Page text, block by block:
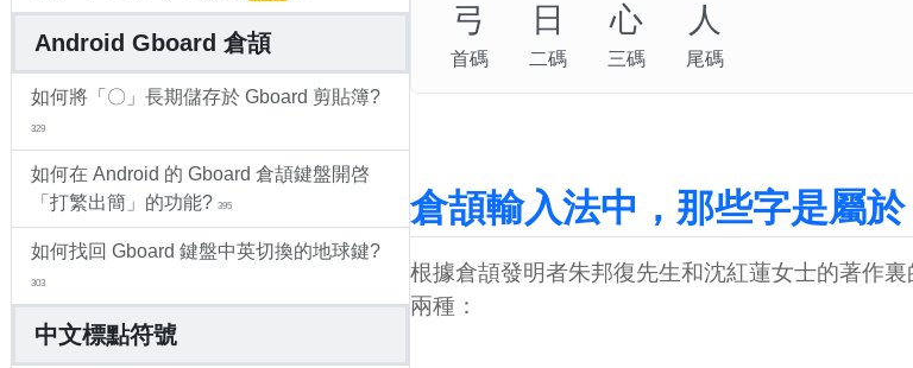
Android Gboard 倉頡
如何將「〇」長期儲存於 Gboard 剪貼簿?
329
如何在 Android 的 Gboard 倉頡鍵盤開啓
「打繁出簡」的功能? 395
如何找回 Gboard 鍵盤中英切換的地球鍵?
303
中文標點符號
弓 日 心 人
首碼 二碼 三碼 尾碼
倉頡輸入法中，那些字是屬於
根據倉頡發明者朱邦復先生和沈紅蓮女士的著作
兩種：